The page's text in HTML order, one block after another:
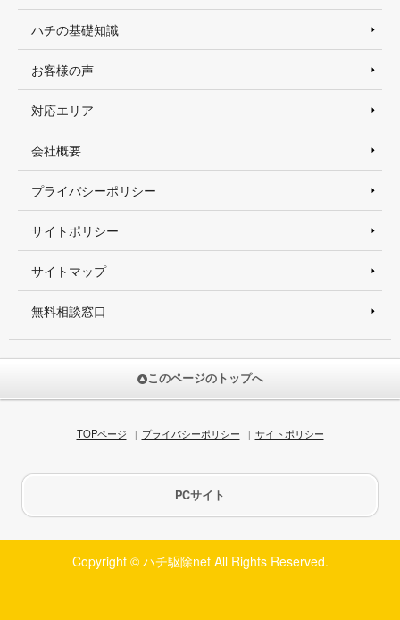
ハチの基礎知識
お客様の声
対応エリア
会社概要
プライバシーポリシー
サイトポリシー
サイトマップ
無料相談窓口
このページのトップへ
TOPページ プライバシーポリシー サイトポリシー
PCサイト
Copyright © ハチ駆除net All Rights Reserved.